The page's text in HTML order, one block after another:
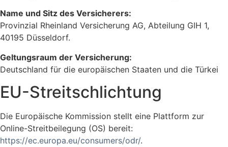
Name und Sitz des Versicherers:
Provinzial Rheinland Versicherung AG, Abteilung GIH 1,
40195 Düsseldorf.
Geltungsraum der Versicherung:
Deutschland für die europäischen Staaten und die Türkei
EU-Streitschlichtung
Die Europäische Kommission stellt eine Plattform zur
Online-Streitbeilegung (OS) bereit:
https://ec.europa.eu/consumers/odr/.